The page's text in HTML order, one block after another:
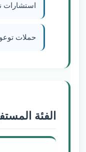
استشارات
حملات
الفئة